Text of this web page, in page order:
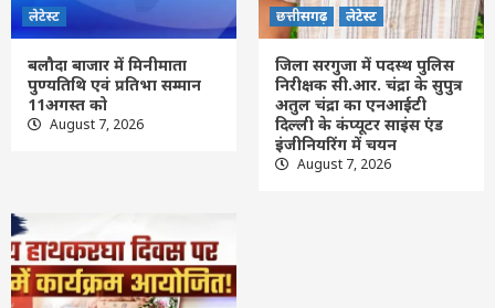
5
Feature today News छत्तीसगढ़ जांजगीर-चांपा नया रायपुर
रायपुर लेटेस्ट
राष्ट्रीय हाथकरघा दिवस पर चांपा में प्रदर्शनी, फैशन
शो और प्रतिभाओं का सम्मान
लेटेस्ट
बलौदा बाजार में मिनीमाता
पुण्यतिथि एवं प्रतिभा सम्मान
11अगस्त को
August 7, 2026
छत्तीसगढ़ लेटेस्ट
जिला सरगुजा में पदस्थ पुलिस
निरीक्षक सी.आर. चंद्रा के सुपुत्र
अतुल चंद्रा का एनआईटी
दिल्ली के कंप्यूटर साइंस एंड
इंजीनियरिंग में चयन
August 7, 2026